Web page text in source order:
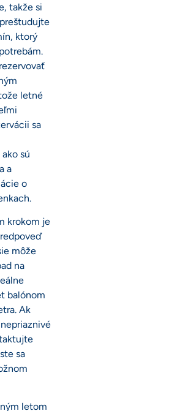
takže si
ktorý
letné
sa
sú
a
o
krokom je
môže
na
balónom
Ak
sa
letom